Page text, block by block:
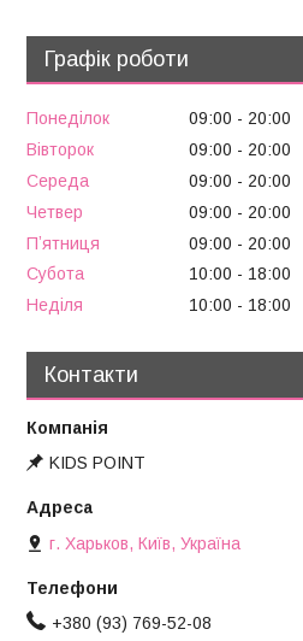
Графік роботи
Понеділок 09:00
20:00
Вівторок
09:00
20:00
Середа
09:00
20:00
Четвер
09:00
20:00
Пʼятниця
09:00
20:00
Субота
10:00
18:00
Неділя
10:00 18:00
Контакти
KIDS POINT
г. Харьков, Київ, Україна
+380 (93) 769-52-08